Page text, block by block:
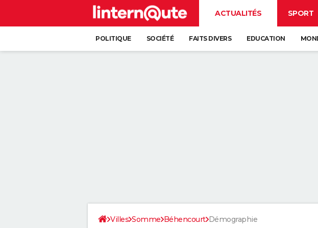
ACTUALITÉS SPORT
POLITIQUE SOCIÉTÉ FAITS DIVERS EDUCATION
Villes Somme Béhencourt Démographie